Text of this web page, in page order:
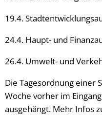
19.4.
24.4. Haupt- und
26.4. Umwelt- und
Die Tagesordnung einer
Woche vorher im
ausgehängt. Mehr Infos